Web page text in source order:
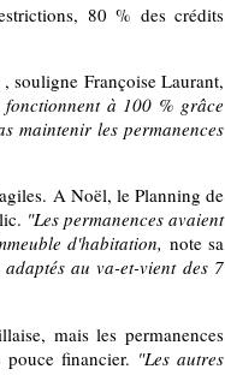
80 % des crédits
, souligne Françoise Laurant,
fonctionnent à 100 % grâce
maintenir les permanences
A Noël, le Planning de
"Les permanences avaient
d'habitation, note sa
au va-et-vient des 7
mais les permanences
financier. "Les autres